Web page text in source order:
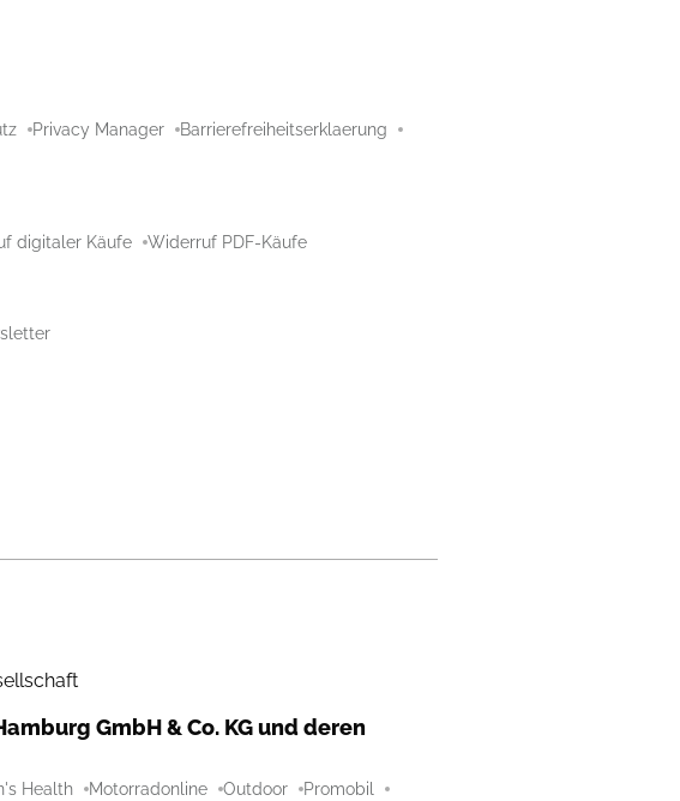
Privacy Manager
Barrierefreiheitserklaerung
digitaler Käufe Widerruf PDF-Käufe
GmbH & Co. KG und deren
Health Motorradonline Outdoor
Promobil